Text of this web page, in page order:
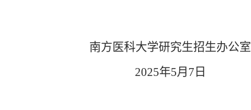
南方医科大学研究生招生办公室
2025年5月7日